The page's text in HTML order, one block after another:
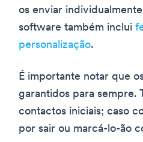
os enviar
software também inclui
personalização.
É importante notar que
garantidos para sempre.
contactos iniciais; caso
por sair ou marcá-lo-ão